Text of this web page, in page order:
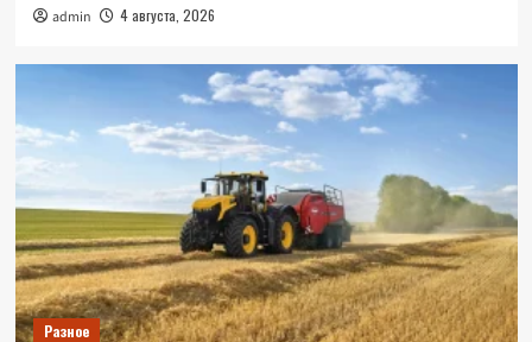
admin 4 августа, 2026
Разное